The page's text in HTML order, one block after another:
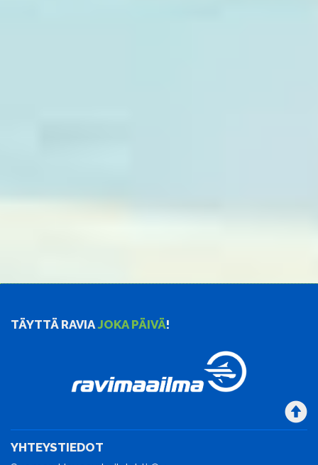
TÄYTTÄ RAVIAJOKA PÄIVÄ!
YHTEYSTIEDOT